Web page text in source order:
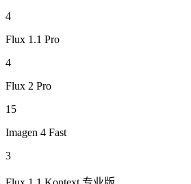
4
Flux 1.1 Pro
4
Flux 2 Pro
15
Imagen 4 Fast
3